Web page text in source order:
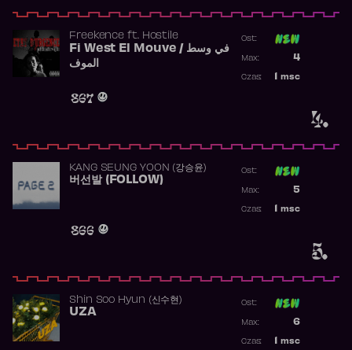
4.
Freekence ft. Hostile
Fi West El Mouve / في وسط
الموف
867
Ost:
4
Max:
msc
Czas:
5.
KANG SEUNG YOON (강승윤)
버선발 (FOLLOW)
866
Ost:
5
Max:
msc
Czas:
Shin Soo Hyun (신수현)
UZA
Ost:
6
Max:
msc
Czas: